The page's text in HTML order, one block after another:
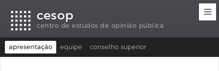
acessibilidade
para
conteúdo
para
rodapé
idioma
(Language
selection)
cesop
centro de estudos de opinião pública
apresentação equipe conselho superior